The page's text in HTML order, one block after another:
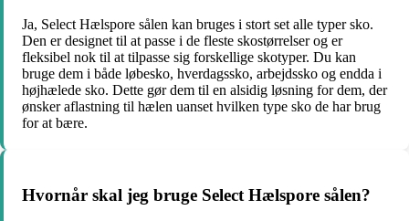
Ja, Select Hælspore sålen kan bruges i stort set alle typer sko.
Den er designet til at passe i de fleste skostørrelser og er
fleksibel nok til at tilpasse sig forskellige skotyper. Du kan
bruge dem i både løbesko, hverdagssko, arbejdssko og endda i
højhælede sko. Dette gør dem til en alsidig løsning for dem, der
ønsker aflastning til hælen uanset hvilken type sko de har brug
for at bære.
Hvornår skal jeg bruge Select Hælspore sålen?